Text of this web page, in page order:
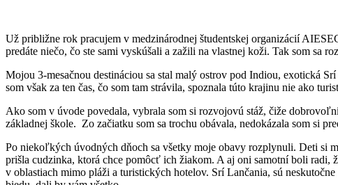
Už približne rok pracujem v medzinárodnej študentskej organizácií
predáte niečo, čo ste sami vyskúšali a zažili na vlastnej koži. Tak som sa
Mojou 3-mesačnou destináciou sa stal malý ostrov pod Indiou, exotická
som však za ten čas, čo som tam strávila, spoznala túto krajinu nie ako
Ako som v úvode povedala, vybrala som si rozvojovú stáž, čiže
základnej škole. Zo začiatku som sa trochu obávala, nedokázala som si
Po niekoľkých úvodných dňoch sa všetky moje obavy rozplynuli. Deti si
prišla cudzinka, ktorá chce pomôcť ich žiakom. A aj oni samotní boli
v oblastiach mimo pláži a turistických hotelov. Srí Lančania, sú